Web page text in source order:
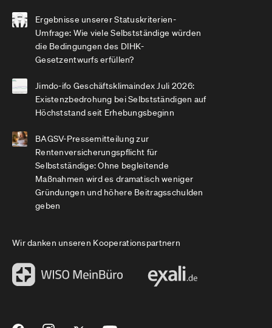
Ergebnisse unserer Statuskriterien-
Umfrage: Wie viele Selbstständige würden
die Bedingungen des DIHK-
Gesetzentwurfs erfüllen?
Jimdo-ifo Geschäftsklimaindex Juli 2026:
Existenzbedrohung bei Selbstständigen auf
Höchststand seit Erhebungsbeginn
BAGSV-Pressemitteilung zur
Rentenversicherungspflicht für
Selbstständige: Ohne begleitende
Maßnahmen wird es dramatisch weniger
Gründungen und höhere Beitragsschulden
geben
Wir danken unseren Kooperationspartnern